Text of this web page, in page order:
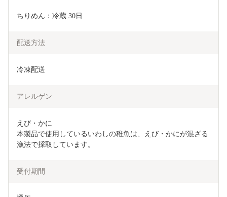
ちりめん：冷蔵 30日
配送方法
冷凍配送
アレルゲン
えび・かに
本製品で使用しているいわしの稚魚は、えび・かにが混ざる
漁法で採取しています。
受付期間